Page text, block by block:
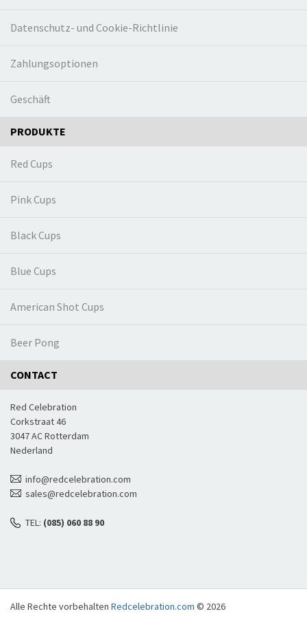
Datenschutz- und Cookie-Richtlinie
Zahlungsoptionen
Geschäft
PRODUKTE
Red Cups
Pink Cups
Black Cups
Blue Cups
American Shot Cups
Beer Pong
CONTACT
Red Celebration
Corkstraat 46
3047 AC Rotterdam
Nederland
info@redcelebration.com
sales@redcelebration.com
TEL: (085) 060 88 90
Alle Rechte vorbehalten Redcelebration.com © 2026